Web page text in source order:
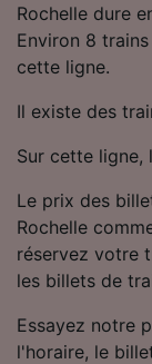
Rochelle dure
Environ 8
cette ligne.
Il existe des
Sur cette ligne,
Le prix des
Rochelle
réservez votre
les billets de
Essayez notre
l'horaire, le